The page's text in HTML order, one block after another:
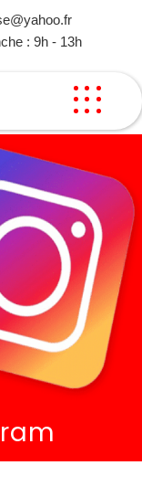
: 9h - 13h